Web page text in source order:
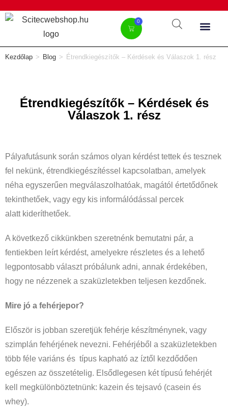
0
Kezdőlap > Blog > Étrendkiegészítők – Kérdések és Válaszok 1. rész
Étrendkiegészítők – Kérdések és
Válaszok 1. rész
Pályafutásunk során számos olyan kérdést tettek és tesznek
fel nekünk, étrendkiegészítéssel kapcsolatban, amelyek
néha egyszerűen megválaszolhatóak, magától értetődőnek
tekinthetőek, vagy egy kis informálódással percek
alatt kideríthetőek.
A következő cikkünkben szeretnénk bemutatni pár, a
fentiekben leírt kérdést, amelyekre részletes és a lehető
legpontosabb választ próbálunk adni, annak érdekében,
hogy ne nézzenek a szaküzletekben teljesen kezdőnek.
Mire jó a fehérjepor?
Először is jobban szeretjük fehérje készítménynek, vagy
szimplán fehérjének nevezni. Fehérjéből a szaküzletekben
több féle variáns és típus kapható az íztől kezdődően
egészen az összetételig. Elsődlegesen két típusú fehérjét
kell megkülönböztetnünk: kazein és tejsavó (casein és
whey).